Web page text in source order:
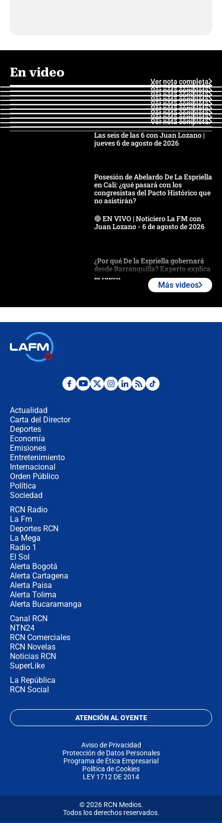
En video
Ver nota completa
Ver nota completa
Ver nota completa
Ver nota completa
Ver nota completa
Ver nota completa
Ver nota completa
Ver nota completa
Ver nota completa
Ver nota completa
Las seis de las 6 con Juan Lozano |
jueves 6 de agosto de 2026
Posesión de Abelardo De La Espriella
en Cali: ¿qué pasará con los
congresistas del Pacto Histórico que
no asistirán?
🔴 EN VIVO | Noticiero La FM con
Juan Lozano - 6 de agosto de 2026
¿Por qué De la Espriella gobernará
desde Barranquilla? Experto explica
la razón
revela cómo venció a la “casta
Las razones para escoger al nuevo
Más videos
Actualidad
Carta del Director
Deportes
Economía
Emisiones
Entretenimiento
Internacional
Orden Público
Política
Sociedad
RCN Radio
La Fm
Deportes RCN
La Mega
Radio 1
El Sol
Alerta Bogotá
Alerta Cartagena
Alerta Paisa
Alerta Tolima
Alerta Bucaramanga
Canal RCN
NTN24
RCN Comerciales
RCN Novelas
Noticias RCN
SuperLike
La República
RCN Social
ATENCIÓN AL OYENTE
Aviso de Privacidad
Protección de Datos Personales
Programa de Ética Empresarial
Política de Cookies
LEY 1712 DE 2014
© 2026 RCN Medios.
Todos los derechos reservados.